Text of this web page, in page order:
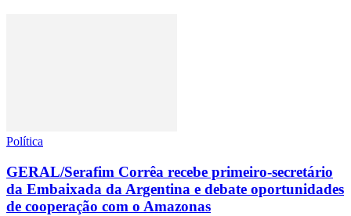
Política
GERAL/Serafim Corrêa recebe primeiro-secretário
da Embaixada da Argentina e debate oportunidades
de cooperação com o Amazonas